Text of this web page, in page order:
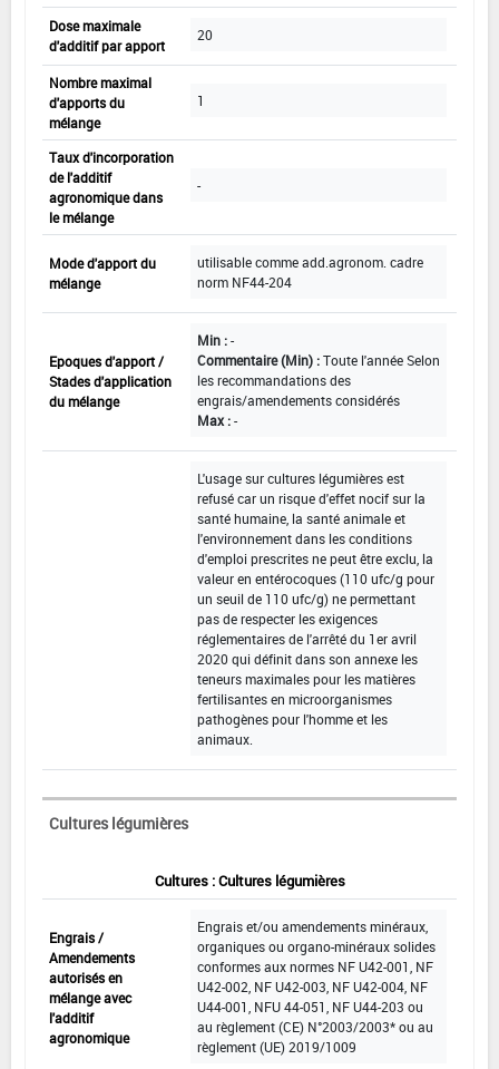
Dose maximale
d'additif par apport
20
Nombre maximal
d'apports du
mélange
1
Taux d'incorporation
de l'additif
agronomique dans
le mélange
-
Mode d'apport du
mélange
utilisable comme add.agronom. cadre
norm NF44-204
Epoques d'apport /
Stades d'application
du mélange
Min :-
Commentaire (Min) :Toute l'année Selon
les recommandations des
engrais/amendements considérés
Max :-
L'usage sur cultures légumières est
refusé car un risque d'effet nocif sur la
santé humaine, la santé animale et
l'environnement dans les conditions
d'emploi prescrites ne peut être exclu, la
valeur en entérocoques (110 ufc/g pour
un seuil de 110 ufc/g) ne permettant
pas de respecter les exigences
réglementaires de l'arrêté du 1er avril
2020 qui définit dans son annexe les
teneurs maximales pour les matières
fertilisantes en microorganismes
pathogènes pour l'homme et les
animaux.
Cultures légumières
Cultures : Cultures légumières
Engrais /
Amendements
autorisés en
mélange avec
l'additif
agronomique
Engrais et/ou amendements minéraux,
organiques ou organo-minéraux solides
conformes aux normes NF U42-001, NF
U42-002, NF U42-003, NF U42-004, NF
U44-001, NFU 44-051, NF U44-203 ou
au règlement (CE) N°2003/2003* ou au
règlement (UE) 2019/1009